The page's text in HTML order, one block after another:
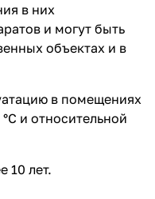
в них
и могут быть
объектах и в
в помещениях
и относительной
10 лет.